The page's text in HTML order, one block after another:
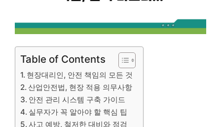
Table of Contents
현장대리인, 안전 책임의 모든 것
산업안전법, 현장 적용 의무사항
안전 관리 시스템 구축 가이드
실무자가 꼭 알아야 할 핵심 팁
사고 예방, 철저한 대비와 점검